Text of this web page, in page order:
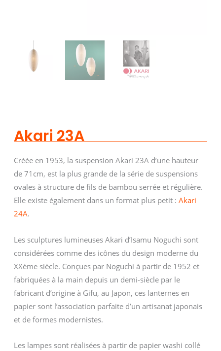
Akari 23A
Créée en 1953, la suspension Akari 23A d’une hauteur
de 71cm, est la plus grande de la série de suspensions
ovales à structure de fils de bambou serrée et régulière.
Elle existe également dans un format plus petit : Akari
24A.
Les sculptures lumineuses Akari d’Isamu Noguchi sont
considérées comme des icônes du design moderne du
XXème siècle. Conçues par Noguchi à partir de 1952 et
fabriquées à la main depuis un demi-siècle par le
fabricant d’origine à Gifu, au Japon, ces lanternes en
papier sont l’association parfaite d’un artisanat japonais
et de formes modernistes.
Les lampes sont réalisées à partir de papier washi collé